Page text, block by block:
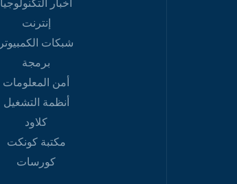
اخبار التكنولوجيا
إنترنت
شبكات الكمبيوتر
برمجة
أمن المعلومات
أنظمة التشغيل
كلاود
مكتبة كونكت
كورسات